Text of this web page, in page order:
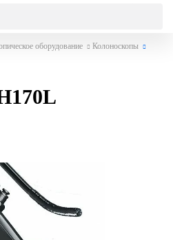
оборудование
Колоноскопы